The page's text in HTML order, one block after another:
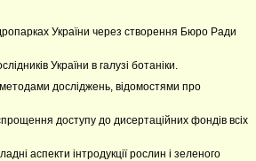
України через створення Бюро Ради
України в галузі ботаніки.
досліджень, відомостями про
доступу до дисертаційних фондів всіх
аспекти інтродукції рослин і зеленого